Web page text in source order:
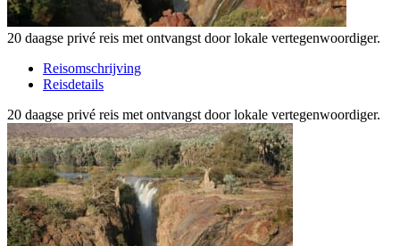
20 daagse privé reis met ontvangst door lokale vertegenwoordiger.
Reisomschrijving
Reisdetails
20 daagse privé reis met ontvangst door lokale vertegenwoordiger.